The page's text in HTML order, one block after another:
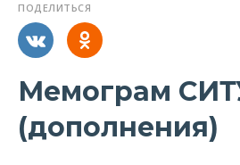
Мемограм
(дополнения)
ПОДЕЛИТЬСЯ